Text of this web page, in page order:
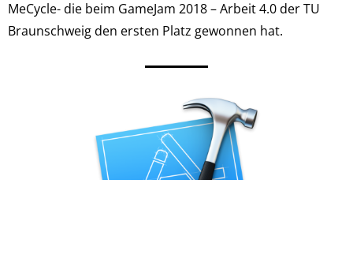
MeCycle- die beim GameJam 2018 – Arbeit 4.0 der TU
Braunschweig den ersten Platz gewonnen hat.